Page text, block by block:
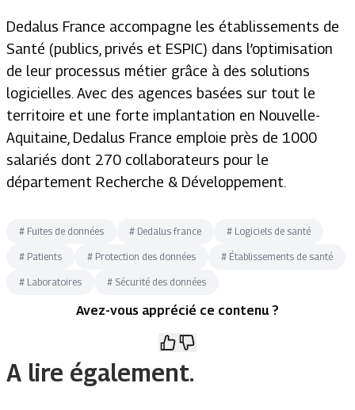
Dedalus France accompagne les établissements de
Santé (publics, privés et ESPIC) dans l’optimisation
de leur processus métier grâce à des solutions
logicielles. Avec des agences basées sur tout le
territoire et une forte implantation en Nouvelle-
Aquitaine, Dedalus France emploie près de 1000
salariés dont 270 collaborateurs pour le
département Recherche & Développement.
# Fuites de données # Dedalus france # Logiciels de santé
# Patients # Protection des données # Établissements de santé
# Laboratoires # Sécurité des données
Avez-vous apprécié ce contenu ?
A lire également.